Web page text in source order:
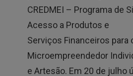
CREDMEI – Programa de
Acesso a Produtos e
Serviços Financeiros para
Microempreendedor
e Artesão. Em 20 de julho